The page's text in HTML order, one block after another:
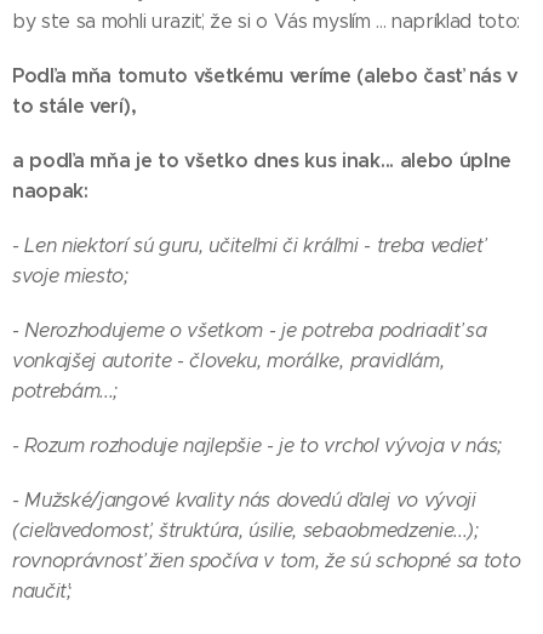
by ste sa mohli uraziť, že si o Vás myslím ... napríklad toto:
Podľa mňa tomuto všetkému veríme (alebo časť nás v
to stále verí),
a podľa mňa je to všetko dnes kus inak... alebo úplne
naopak:
- Len niektorí sú guru, učiteľmi či kráľmi - treba vedieť
svoje miesto;
- Nerozhodujeme o všetkom - je potreba podriadiť sa
vonkajšej autorite - človeku, morálke, pravidlám,
potrebám...;
- Rozum rozhoduje najlepšie - je to vrchol vývoja v nás;
- Mužské/jangové kvality nás dovedú ďalej vo vývoji
(cieľavedomosť, štruktúra, úsilie, sebaobmedzenie...);
rovnoprávnosť žien spočíva v tom, že sú schopné sa toto
naučiť;